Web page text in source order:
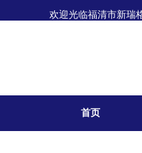
欢迎光临福清市新瑞
首页